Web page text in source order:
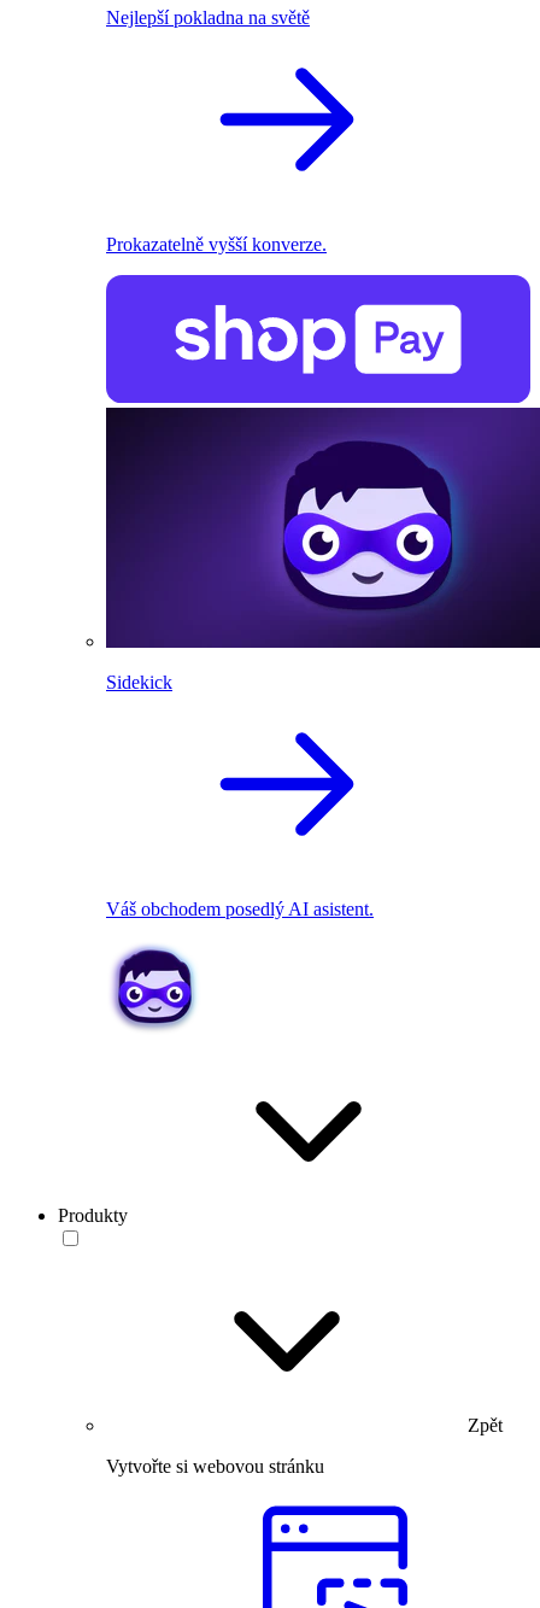
Nejlepší pokladna na světě
Prokazatelně vyšší konverze.
Sidekick
Váš obchodem posedlý AI asistent.
Produkty
Zpět
Vytvořte si webovou stránku